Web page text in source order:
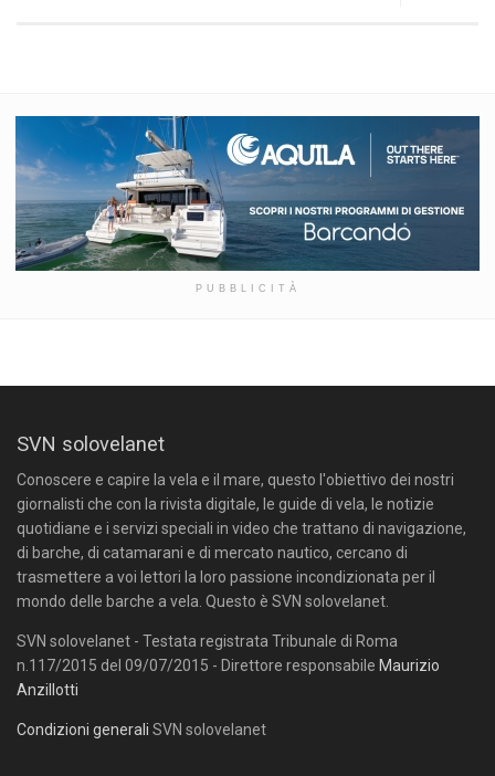
PUBBLICITÀ
SVN solovelanet
Conoscere e capire la vela e il mare, questo l'obiettivo dei nostri
giornalisti che con la rivista digitale, le guide di vela, le notizie
quotidiane e i servizi speciali in video che trattano di navigazione,
di barche, di catamarani e di mercato nautico, cercano di
trasmettere a voi lettori la loro passione incondizionata per il
mondo delle barche a vela. Questo è SVN solovelanet.
SVN solovelanet - Testata registrata Tribunale di Roma
n.117/2015 del 09/07/2015 - Direttore responsabile Maurizio
Anzillotti
Condizioni generali SVN solovelanet